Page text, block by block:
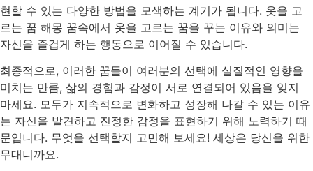
현할 수 있는 다양한 방법을 모색하는 계기가 됩니다. 옷을 고
르는 꿈 해몽 꿈속에서 옷을 고르는 꿈을 꾸는 이유와 의미는
자신을 즐겁게 하는 행동으로 이어질 수 있습니다.
최종적으로, 이러한 꿈들이 여러분의 선택에 실질적인 영향을
미치는 만큼, 삶의 경험과 감정이 서로 연결되어 있음을 잊지
마세요. 모두가 지속적으로 변화하고 성장해 나갈 수 있는 이유
는 자신을 발견하고 진정한 감정을 표현하기 위해 노력하기 때
문입니다. 무엇을 선택할지 고민해 보세요! 세상은 당신을 위한
무대니까요.